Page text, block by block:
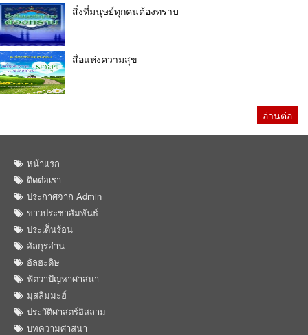
สิ่งที่มนุษย์ทุกคนต้องทราบ
สื่อแห่งความสุข
อ่านต่อ
หน้าแรก
ติดต่อเรา
ประกาศจาก Admin
ข่าวประชาสัมพันธ์
ประเด็นร้อน
อัลกุรอ่าน
อัลฮะดิษ
ฟัตวาปัญหาศาสนา
มุสลิมมะฮ์
ประวัติศาสตร์อิสลาม
บทความศาสนา